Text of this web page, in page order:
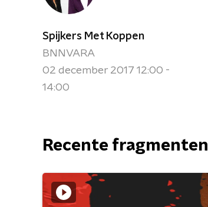
Spijkers Met Koppen
BNNVARA
02 december 2017 12:00 -
14:00
Recente fragmenten